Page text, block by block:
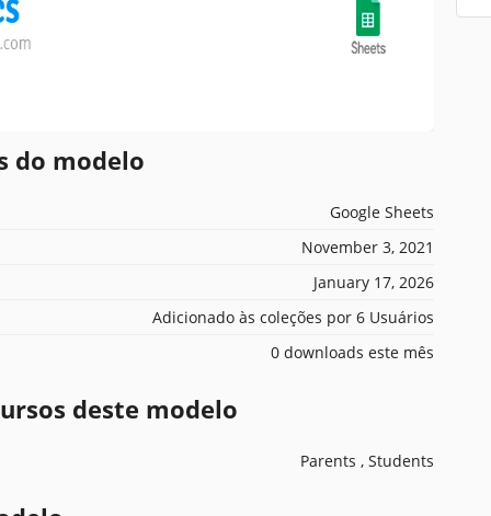
do modelo
Google Sheets
November 3, 2021
January 17, 2026
Adicionado às coleções por 6 Usuários
0 downloads este mês
deste modelo
Parents , Students